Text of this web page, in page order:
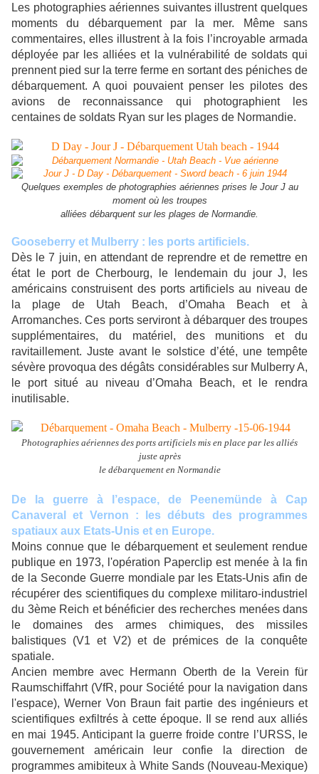
Les photographies aériennes suivantes illustrent quelques
moments du débarquement par la mer. Même sans
commentaires, elles illustrent à la fois l’incroyable armada
déployée par les alliées et la vulnérabilité de soldats qui
prennent pied sur la terre ferme en sortant des péniches de
débarquement. A quoi pouvaient penser les pilotes des
avions de reconnaissance qui photographient les
centaines de soldats Ryan sur les plages de Normandie.
Quelques exemples de photographies aériennes prises le Jour J au
moment où les troupes
alliées débarquent sur les plages de Normandie.
Gooseberry et Mulberry : les ports artificiels.
Dès le 7 juin, en attendant de reprendre et de remettre en
état le port de Cherbourg, le lendemain du jour J, les
américains construisent des ports artificiels au niveau de
la plage de Utah Beach, d’Omaha Beach et à
Arromanches. Ces ports serviront à débarquer des troupes
supplémentaires, du matériel, des munitions et du
ravitaillement. Juste avant le solstice d’été, une tempête
sévère provoqua des dégâts considérables sur Mulberry A,
le port situé au niveau d’Omaha Beach, et le rendra
inutilisable.
Photographies aériennes des ports artificiels mis en place par les alliés
juste après
le débarquement en Normandie
De la guerre à l’espace, de Peenemünde à Cap
Canaveral et Vernon : les débuts des programmes
spatiaux aux Etats-Unis et en Europe.
Moins connue que le débarquement et seulement rendue
publique en 1973, l'opération Paperclip est menée à la fin
de la Seconde Guerre mondiale par les Etats-Unis afin de
récupérer des scientifiques du complexe militaro-industriel
du 3ème Reich et bénéficier des recherches menées dans
le domaines des armes chimiques, des missiles
balistiques (V1 et V2) et de prémices de la conquête
spatiale.
Ancien membre avec Hermann Oberth de la Verein für
Raumschiffahrt (VfR, pour Société pour la navigation dans
l'espace), Werner Von Braun fait partie des ingénieurs et
scientifiques exfiltrés à cette époque. Il se rend aux alliés
en mai 1945. Anticipant la guerre froide contre l’URSS, le
gouvernement américain leur confie la direction de
programmes amibiteux à White Sands (Nouveau-Mexique)